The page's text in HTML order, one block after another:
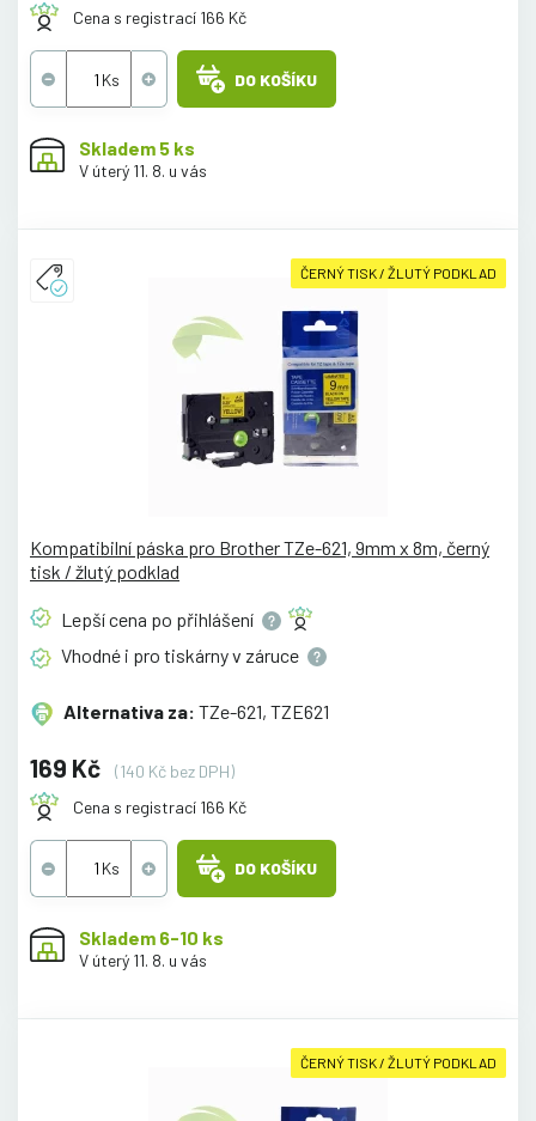
Cena s registrací 166 Kč
DO KOŠÍKU
Skladem 5 ks
V úterý 11. 8. u vás
ČERNÝ TISK / ŽLUTÝ PODKLAD
Kompatibilní páska pro Brother TZe-621, 9mm x 8m, černý
tisk / žlutý podklad
Lepší cena po přihlášení
Vhodné i pro tiskárny v záruce
Alternativa za: TZe-621, TZE621
169 Kč
(140 Kč bez DPH)
Cena s registrací 166 Kč
DO KOŠÍKU
Skladem 6-10 ks
V úterý 11. 8. u vás
ČERNÝ TISK / ŽLUTÝ PODKLAD